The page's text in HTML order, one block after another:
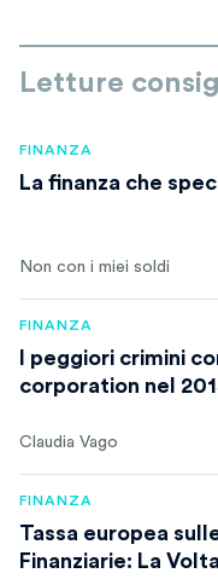
Letture
FINANZA
La finanza che
Non con i miei soldi
FINANZA
I peggiori crimini
corporation nel
Claudia Vago
FINANZA
Tassa europea
Finanziarie: La